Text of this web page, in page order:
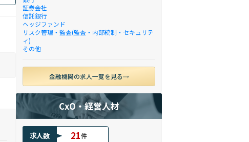
証券会社
信託銀行
ヘッジファンド
リスク管理・監査(監査・内部統制・セキュリテ
ィ)
その他
金融機関の求人一覧を見る
CxO・経営人材
求人数 21件